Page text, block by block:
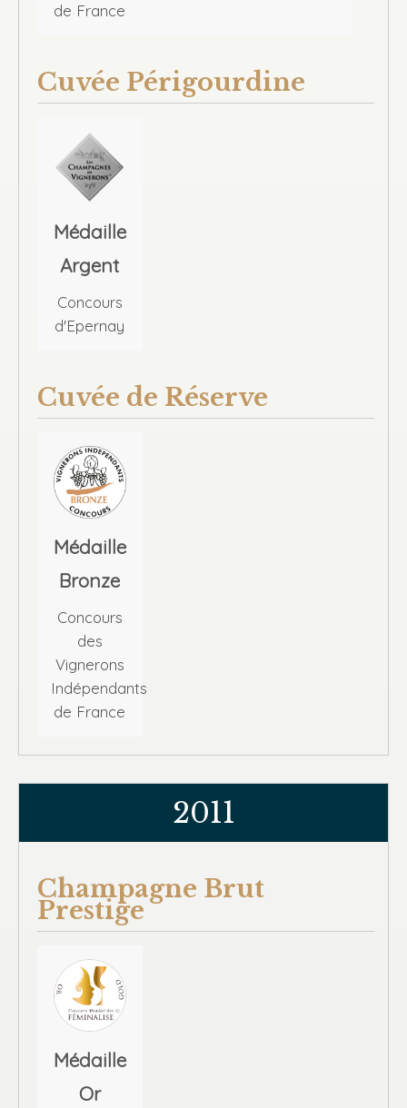
de France
Cuvée Périgourdine
Médaille
Argent
Concours
d'Epernay
Cuvée de Réserve
Médaille
Bronze
Concours
des
Vignerons
Indépendants
de France
2011
Champagne Brut
Prestige
Médaille
Or